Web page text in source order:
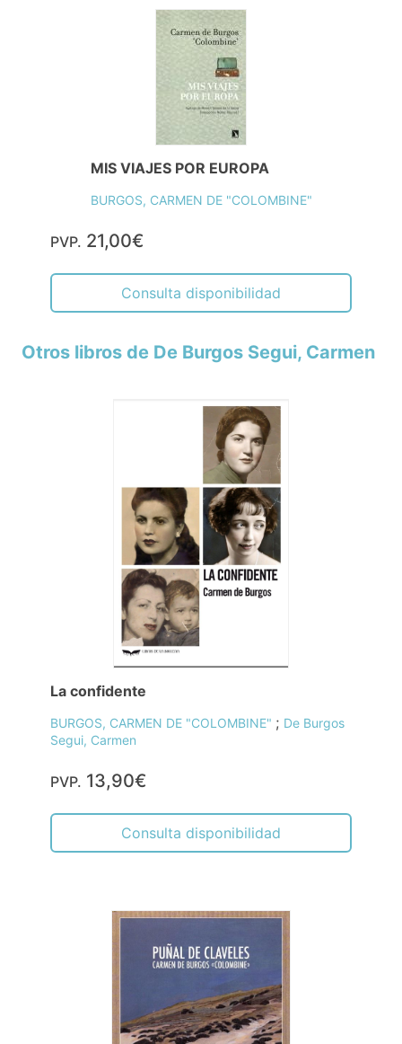
MIS VIAJES POR EUROPA
BURGOS, CARMEN DE "COLOMBINE"
PVP. 21,00€
Consulta disponibilidad
Otros libros de De Burgos Segui, Carmen
La confidente
BURGOS, CARMEN DE "COLOMBINE" ; De Burgos
Segui, Carmen
PVP. 13,90€
Consulta disponibilidad